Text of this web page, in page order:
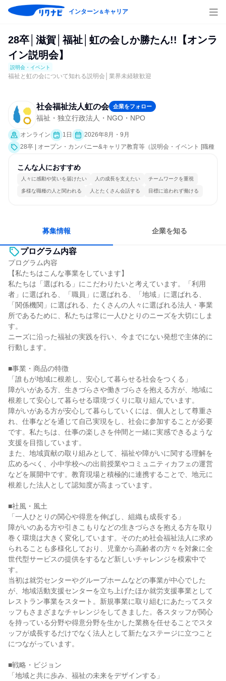
インターン＆キャリア
28卒│滋賀│福祉│虹の会しか勝たん!!【オンラ
イン説明会】
説明会・イベント
福祉と虹の会について知れる説明会│業界未経験歓迎
社会福祉法人虹の会 企業をフォロー
福祉・独立行政法人・NGO・NPO
オンライン 1日
2026年8月・9月
28卒 | オープン・カンパニー&キャリア教育等（説明会・イベント [職種
こんな人におすすめ
人々に感動や笑いを届けたい 人の成長を支えたい チームワークを重視
多様な職種の人と関われる 人とたくさん会話する 目標に追われず働ける
募集情報 企業を知る
プログラム内容
プログラム内容
【私たちはこんな事業をしています】
私たちは「選ばれる」にこだわりたいと考えています。「利用
者」に選ばれる、「職員」に選ばれる、「地域」に選ばれる、
「関係機関」に選ばれる、たくさんの人々に選ばれる法人・事業
所であるために、私たちは常に一人ひとりのニーズを大切にしま
す。
ニーズに沿った福祉の実践を行い、今までにない発想で主体的に
行動します。
■事業・商品の特徴
「誰もが地域に根差し、安心して暮らせる社会をつくる」
障がいがある方、生きづらさや働きづらさを抱える方が、地域に
根差して安心して暮らせる環境づくりに取り組んでいます。
障がいがある方が安心して暮らしていくには、個人として尊重さ
れ、仕事などを通じて自己実現をし、社会に参加することが必要
です。私たちは、仕事の楽しさを仲間と一緒に実感できるような
支援を目指しています。
また、地域貢献の取り組みとして、福祉や障がいに関する理解を
広めるべく、小中学校への出前授業やコミュニティカフェの運営
などを展開中です。教育現場と積極的に連携することで、地元に
根差した法人として認知度が高まっています。
■社風・風土
「一人ひとりの関心や得意を伸ばし、組織も成長する」
障がいのある方や引きこもりなどの生きづらさを抱える方を取り
巻く環境は大きく変化しています。そのため社会福祉法人に求め
られることも多様化しており、児童から高齢者の方々を対象に全
世代型サービスの提供をするなど新しいチャレンジを模索中で
す。
当初は就労センターやグループホームなどの事業が中心でした
が、地域活動支援センターを立ち上げたほか就労支援事業として
レストラン事業をスタート。新規事業に取り組むにあたってスタ
ッフもさまざまなチャレンジをしてきました。各スタッフが関心
を持っている分野や得意分野を生かした業務を任せることでスタ
ッフが成長するだけでなく法人として新たなステージに立つこと
につながっています。
■戦略・ビジョン
「地域と共に歩み、福祉の未来をデザインする」